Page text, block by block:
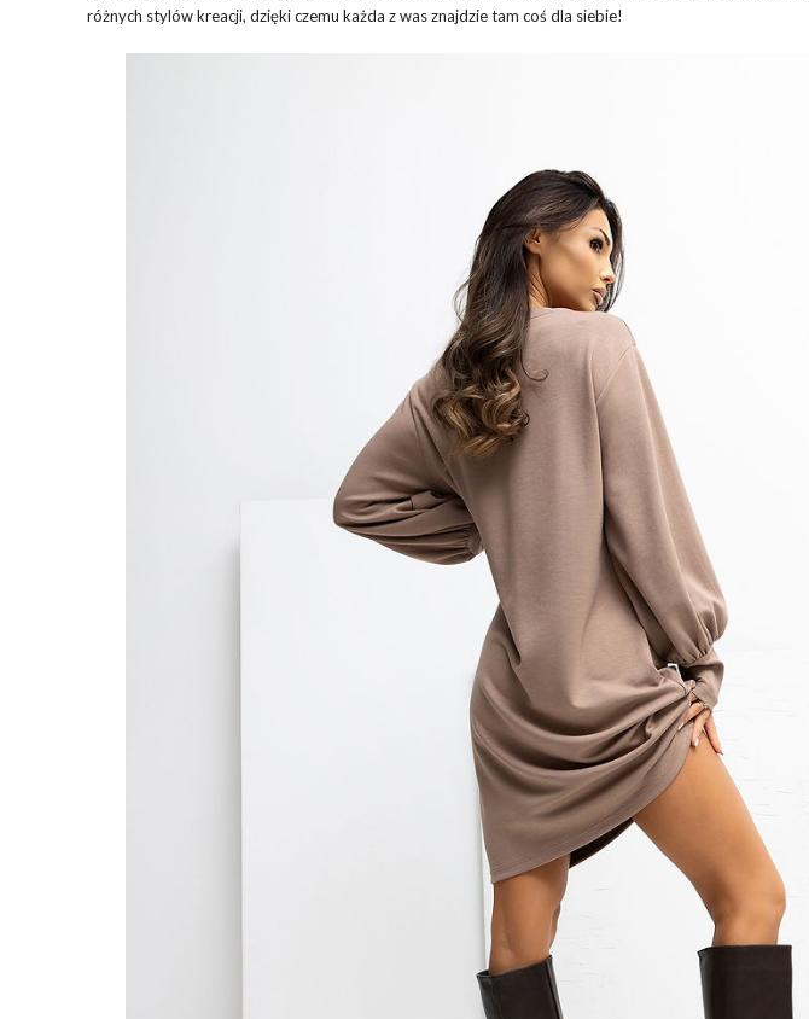
różnych stylów kreacji, dzięki czemu każda z was znajdzie tam coś dla siebie!